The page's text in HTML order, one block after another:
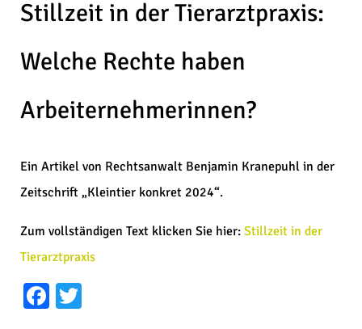
Stillzeit in der Tierarztpraxis:
Welche Rechte haben
Arbeiternehmerinnen?
Ein Artikel von Rechtsanwalt Benjamin Kranepuhl in der
Zeitschrift „Kleintier konkret 2024“.
Zum vollständigen Text klicken Sie hier: Stillzeit in der
Tierarztpraxis
Facebook